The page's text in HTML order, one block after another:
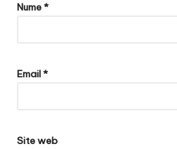
Nume*
Email*
Site web